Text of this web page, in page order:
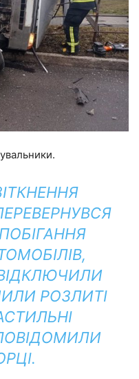
РОЗЛИТІ